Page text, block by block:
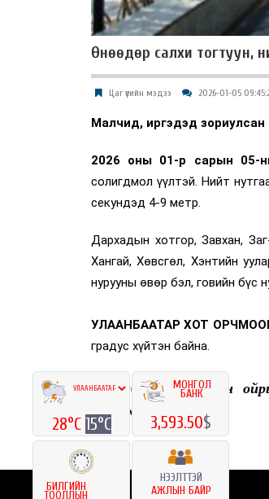
Өнөөдөр салхи тогтуун,
Цаг үеийн мэдээ 2026-01-05
Малчид, иргэдэд зориулсан
2026 оны 01-р сарын 05-
солигдмол үүлтэй. Нийт
секундэд 4-9 метр.
Дархадын хотгор, Завхан,
Хангай, Хөвсгөл, Хэнтийн
нурууны өвөр бэл, говийн бүс
УЛААНБААТАР ХОТ
градус хүйтэн байна.
Улаанбаатар хотын
лавлахаас аваарай.
28°C 15°C
МОНГОЛ
БАНК
3,593.50$
БИЛГИЙН
ТООЛЛЫН
НЭЭЛТТЭЙ
АЖЛЫН БАЙР